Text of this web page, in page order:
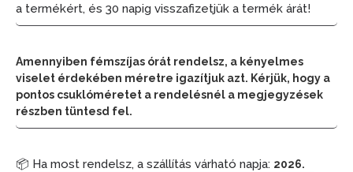
a termékért, és 30 napig visszafizetjük a termék árát!
Amennyiben fémszíjas órát rendelsz, a kényelmes
viselet érdekében méretre igazítjuk azt. Kérjük, hogy a
pontos csuklóméretet a rendelésnél a megjegyzések
részben tüntesd fel.
📦 Ha most rendelsz, a szállítás várható napja: 2026.